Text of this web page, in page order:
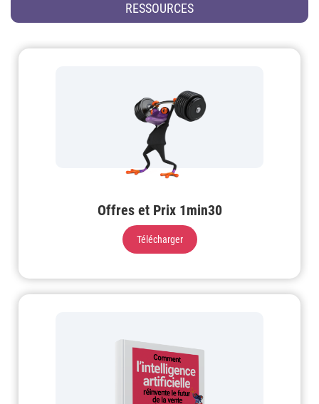
RESSOURCES
Offres et Prix 1min30
Télécharger